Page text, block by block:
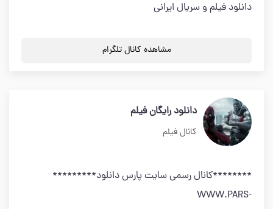
دانلود فیلم و سریال ایرانی
مشاهده کانال تلگرام
دانلود رایگان فیلم
کانال فیلم
********کانال رسمی سایت پارس دانلود*********
WWW.PARS-